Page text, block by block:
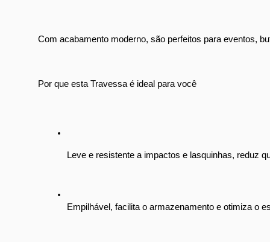
Com acabamento moderno, são perfeitos para eventos,
Por que esta Travessa é ideal para você
Leve e resistente a impactos e lasquinhas, reduz
Empilhável, facilita o armazenamento e otimiza o